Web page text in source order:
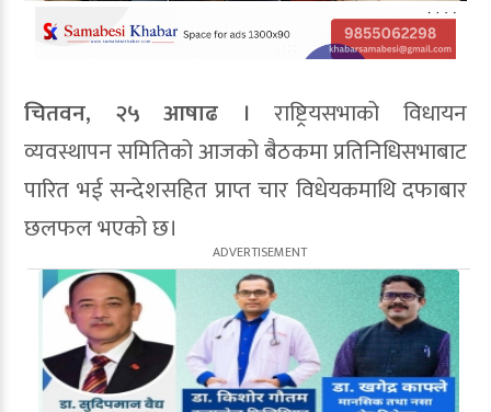
चितवन, २५ आषाढ ।राष्ट्रियसभाको विधायन
व्यवस्थापन समितिको आजको बैठकमा प्रतिनिधिसभाबाट
पारित भई सन्देशसहित प्राप्त चार विधेयकमाथि दफाबार
छलफल भएको छ।